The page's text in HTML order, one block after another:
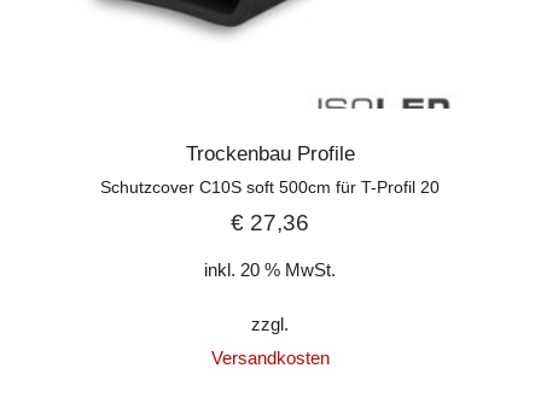
Trockenbau Profile
Schutzcover C10S soft 500cm für T-Profil 20
€ 27,36
inkl. 20 % MwSt.
zzgl.
Versandkosten